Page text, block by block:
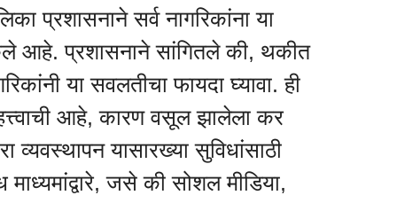
प्रशासनाने सर्व नागरिकांना या
आहे. प्रशासनाने सांगितले की, थकीत
या सवलतीचा फायदा घ्यावा. ही
आहे, कारण वसूल झालेला कर
व्यवस्थापन यासारख्या सुविधांसाठी
जसे की सोशल मीडिया,